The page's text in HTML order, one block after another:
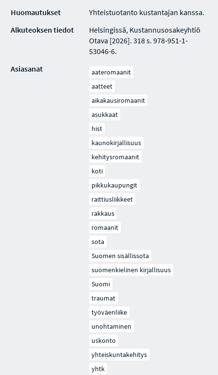
Huomautukset
Yhteistuotanto kustantajan kanssa.
Alkuteoksen tiedot
Helsingissä, Kustannusosakeyhtiö
Otava [2026]. 318 s. 978-951-1-
53046-6.
Asiasanat
aateromaanit
aatteet
aikakausiromaanit
asukkaat
hist
kaunokirjallisuus
kehitysromaanit
koti
pikkukaupungit
raittiusliikkeet
rakkaus
romaanit
sota
Suomen sisällissota
suomenkielinen kirjallisuus
Suomi
traumat
työväenliike
unohtaminen
uskonto
yhteiskuntakehitys
yhtk